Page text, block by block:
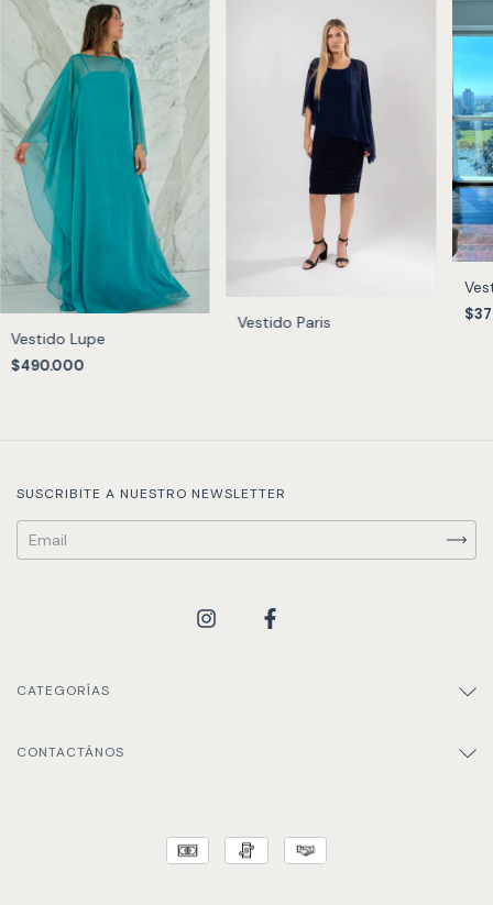
Vestido Lupe
$490.000
Vestido Paris
SUSCRIBITE A NUESTRO NEWSLETTER
CATEGORÍAS
CONTACTÁNOS